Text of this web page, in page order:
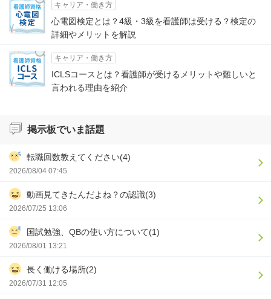
キャリア・働き方
心電図検定とは？4級・3級を看護師は受ける？検定の
詳細やメリットを解説
キャリア・働き方
ICLSコースとは？看護師が受けるメリットや難しいと
言われる理由を紹介
掲示板でいま話題
転職回数教えてください(4)
2026/08/04 07:45
動画見てきたんだよね？の認識(3)
2026/07/25 13:06
国試勉強、QBの使い方について(1)
2026/08/01 13:21
長く働ける場所(2)
2026/07/31 12:05